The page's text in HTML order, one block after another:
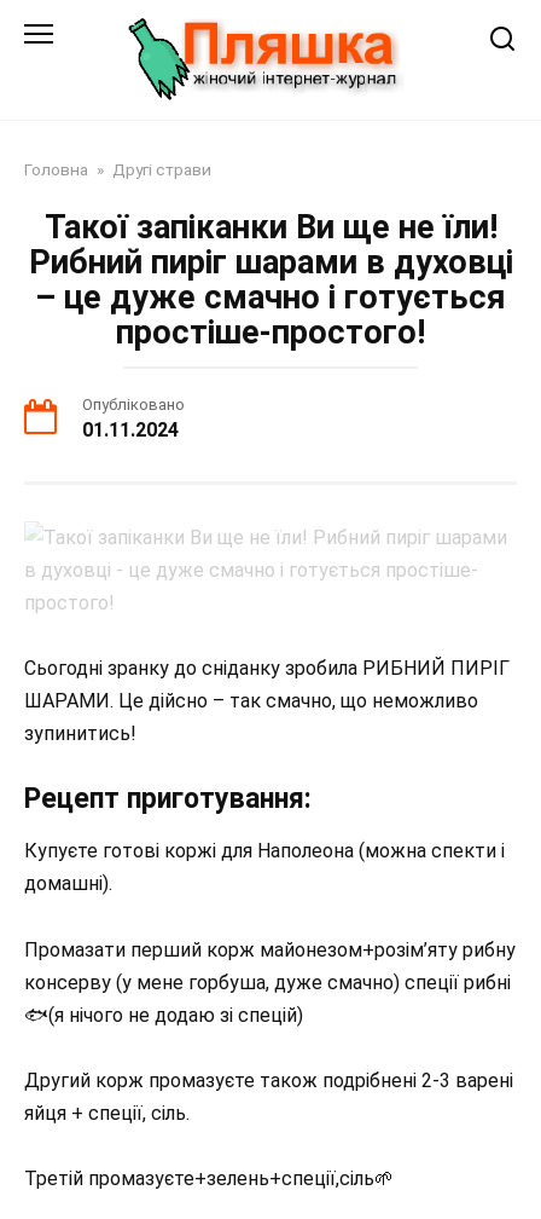
Головна » Другі страви
Такої запіканки Ви ще не їли!
Рибний пиріг шарами в духовці
– це дуже смачно і готується
простіше-простого!
Опубліковано
01.11.2024
Сьогодні зранку до сніданку зробила РИБНИЙ ПИРІГ
ШАРАМИ. Це дійсно – так смачно, що неможливо
зупинитись!
Рецепт приготування:
Купуєте готові коржі для Наполеона (можна спекти і
домашні).
Промазати перший корж майонезом+розім’яту рибну
консерву (у мене горбуша, дуже смачно) спеції рибні
🐟(я нічого не додаю зі спецій)
Другий корж промазуєте також подрібнені 2-3 варені
яйця + спеції, сіль.
Третій промазуєте+зелень+спеції,сіль🌱